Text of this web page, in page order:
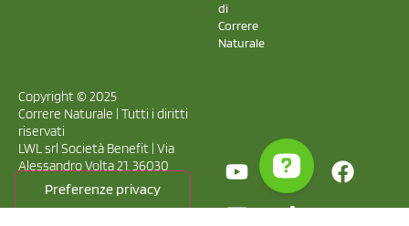
di
Correre
Naturale
Copyright © 2025
Correre Naturale | Tutti i diritti
riservati
LWL srl Società Benefit | Via
Alessandro Volta 21, 36030
Caldogno – VI
Capitale sociale € 10.000 i.v. |